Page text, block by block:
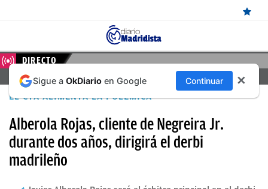
ÚLTIMAS
NOTICIAS
MADRID
BALONCESTO
DIRECTO
FERENCVAROS – REAL MADRID, EN DIRECTO HOY
EL CTA ALIMENTA LA POLÉMICA
Alberola Rojas, cliente de Negreira Jr.
durante dos años, dirigirá el derbi
madrileño
Sigue a OkDiario en Google Continuar ✕